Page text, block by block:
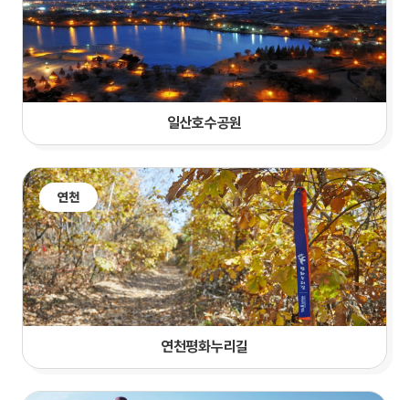
일산호수공원
연천
연천평화누리길